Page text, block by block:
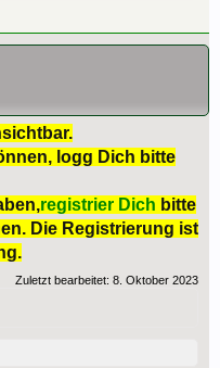
logg Dich bitte
registrier Dich bitte
Die Registrierung ist
Zuletzt bearbeitet: 8. Oktober 2023